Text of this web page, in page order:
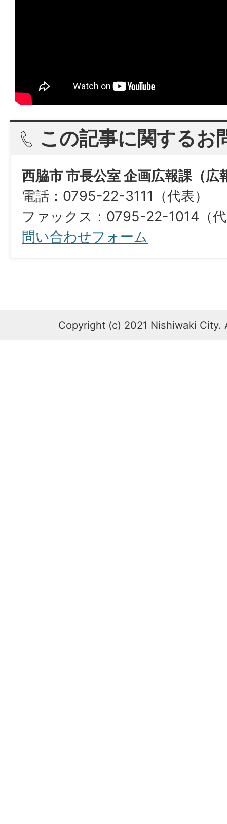
この記事に関するお
西脇市 市長公室 企画広報課（広
電話：0795-22-3111（代表）
ファックス：0795-22-1014（
問い合わせフォーム
Copyright (c) 2021 Nishiwaki City.